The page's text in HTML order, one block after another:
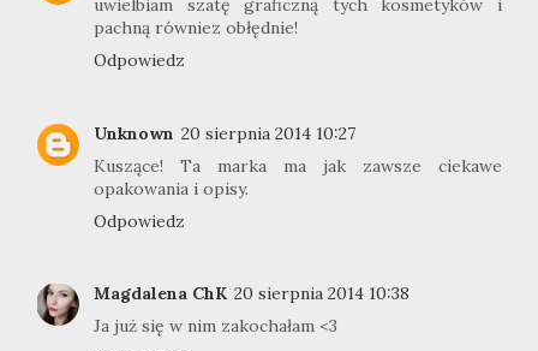
uwielbiam szatę graficzną tych kosmetyków i
pachną równiez obłędnie!
Odpowiedz
Unknown 20 sierpnia 2014 10:27
Kuszące! Ta marka ma jak zawsze ciekawe
opakowania i opisy.
Odpowiedz
Magdalena ChK 20 sierpnia 2014 10:38
Ja już się w nim zakochałam <3